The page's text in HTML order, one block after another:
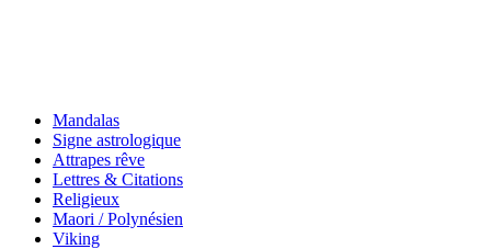
Mandalas
Signe astrologique
Attrapes rêve
Lettres & Citations
Religieux
Maori / Polynésien
Viking